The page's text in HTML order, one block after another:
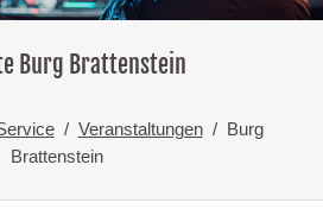
Burg Brattenstein
Veranstaltungen
Burg
Brattenstein